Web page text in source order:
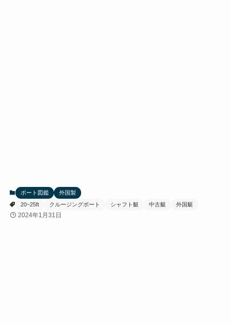
ボート図鑑
外国製
20~25ft
クルージングボート シャフト艇 中古艇 外国艇
2024年1月31日